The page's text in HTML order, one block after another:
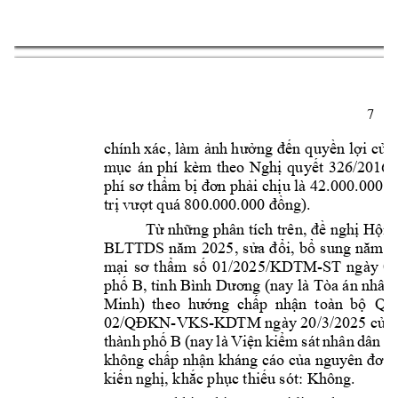
7
chính xác, làm ảnh hưởng đến quyền lợi củ
mục án phí kèm theo Nghị quyết 326/
phí sơ thẩm bị đơn phải chịu là 42.000.000
trị vượt quá 800.000.000 đồng).
Từ những phân tích trên, đề nghị Hội
BLTTDS năm 2025, sửa đổi, bổ sung năm
mại sơ thẩm số 01/2025/KDTM-ST ngày
phố B, tỉnh Bình Dương (nay là Tòa án
Minh) theo hướng  chấp nhận  toàn bộ
  Q
02/QĐKN-VKS-KDTM ngày 20/3/2025 củ
thành phố B (nay là Viện kiểm sát nhân dân
không chấp nhận kháng cáo của nguyên
kiến nghị, khắc phục thiếu sót: Không.